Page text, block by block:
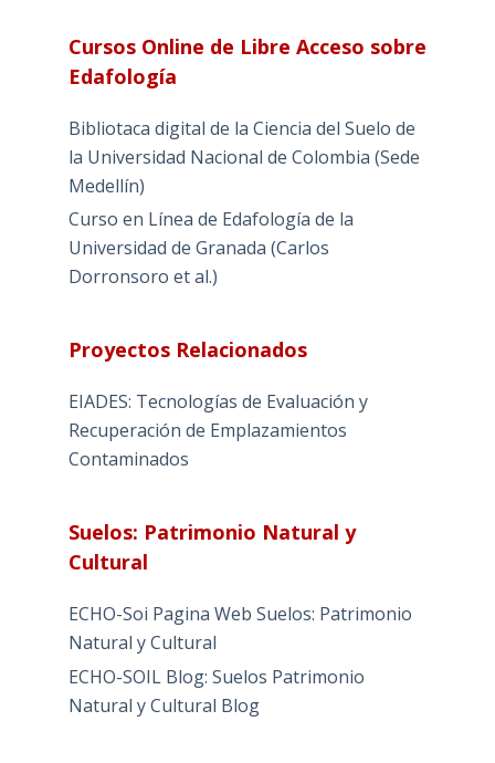
Cursos Online de Libre Acceso sobre
Edafología
Bibliotaca digital de la Ciencia del Suelo de
la Universidad Nacional de Colombia (Sede
Medellín)
Curso en Línea de Edafología de la
Universidad de Granada (Carlos
Dorronsoro et al.)
Proyectos Relacionados
EIADES: Tecnologías de Evaluación y
Recuperación de Emplazamientos
Contaminados
Suelos: Patrimonio Natural y
Cultural
ECHO-Soi Pagina Web Suelos: Patrimonio
Natural y Cultural
ECHO-SOIL Blog: Suelos Patrimonio
Natural y Cultural Blog